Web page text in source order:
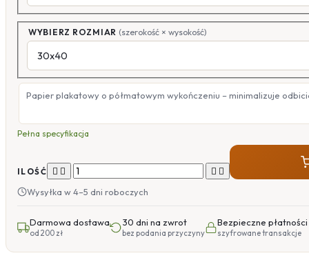
WYBIERZ ROZMIAR (szerokość × wysokość)
Papier plakatowy o półmatowym wykończeniu – minimalizuje
Pełna specyfikacja
ILOŚĆ    
Wysyłka w 4–5 dni roboczych
Darmowa dostawa
od 200 zł
30 dni na zwrot
bez podania przyczyny
Bezpieczne płatności
szyfrowane transakcje